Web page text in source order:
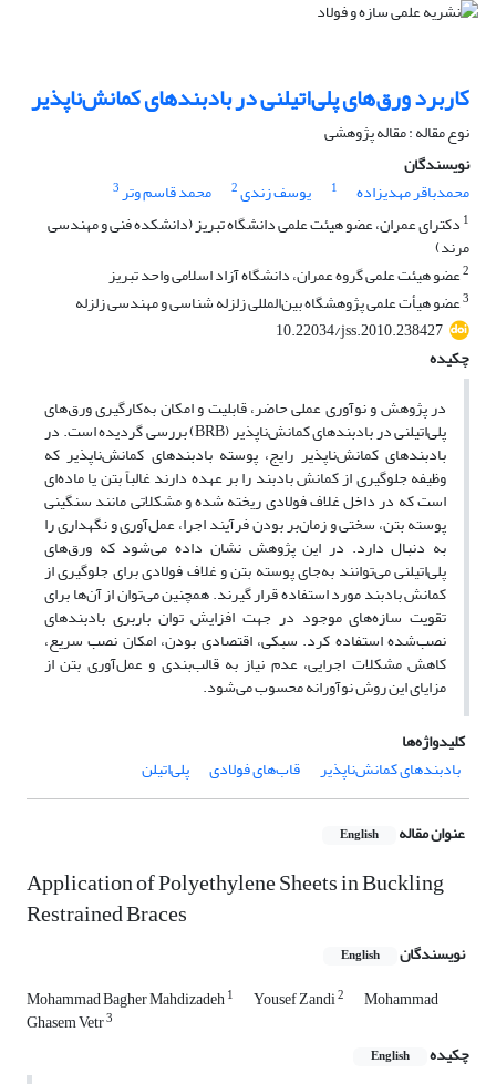
کاربرد ورق‌های پلی‌اتیلنی در بادبندهای کمانش‌ناپذیر
نوع مقاله : مقاله پژوهشی
نویسندگان
محمدباقر مهدیزاده
1 یوسف زندی2 محمد قاسم وتر3
1 دکترای عمران، عضو هیئت علمی دانشگاه تبریز (دانشکده فنی و مهندسی
مرند)
2عضو هیئت علمی گروه عمران، دانشگاه آزاد اسلامی واحد تبریز
3عضو هیأت علمی پژوهشگاه بین‌المللی زلزله شناسی و مهندسی زلزله
10.22034/jss.2010.238427
چکیده
در پژوهش و نوآوری عملی حاضر، قابلیت و امکان به‌کارگیری ورق‌های
پلی‌اتیلنی در بادبندهای کمانش‌ناپذیر (BRB) بررسی گردیده است. در
بادبندهای کمانش‌ناپذیر رایج، پوسته بادبندهای کمانش‌ناپذیر که
وظیفه جلوگیری از کمانش بادبند را بر عهده دارند غالباً بتن یا ماده‌ای
است که در داخل غلاف فولادی ریخته شده و مشکلاتی مانند سنگینی
پوسته بتن، سختی و زمان‌بر بودن فرآیند اجرا، عمل‌آوری و نگهداری را
به دنبال دارد. در این پژوهش نشان داده می‌شود که ورق‌های
پلی‌اتیلنی می‌توانند به‌جای پوسته بتن و غلاف فولادی برای جلوگیری از
کمانش بادبند مورد استفاده قرار گیرند. همچنین می‌توان از آن‌ها برای
تقویت سازه‌های موجود در جهت افزایش توان باربری بادبندهای
نصب‌شده استفاده کرد. سبکی، اقتصادی بودن، امکان نصب سریع،
کاهش مشکلات اجرایی، عدم نیاز به قالب‌بندی و عمل‌آوری بتن از
مزایای این روش نوآورانه محسوب می‌شود.
کلیدواژه‌ها
بادبندهای کمانش‌ناپذیر
قاب‌های فولادی پلی‌اتیلن
عنوان مقاله English
Application of Polyethylene Sheets in Buckling
Restrained Braces
نویسندگان English
Mohammad Bagher Mahdizadeh1 Yousef Zandi2 Mohammad
Ghasem Vetr3
چکیده English